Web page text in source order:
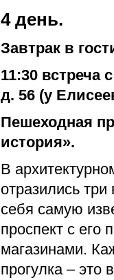
4 день.
Завтрак в
11:30 встреча
д. 56 (у
Пешеходная
история».
В
отразились
себя самую
проспект с
магазинами.
прогулка – это